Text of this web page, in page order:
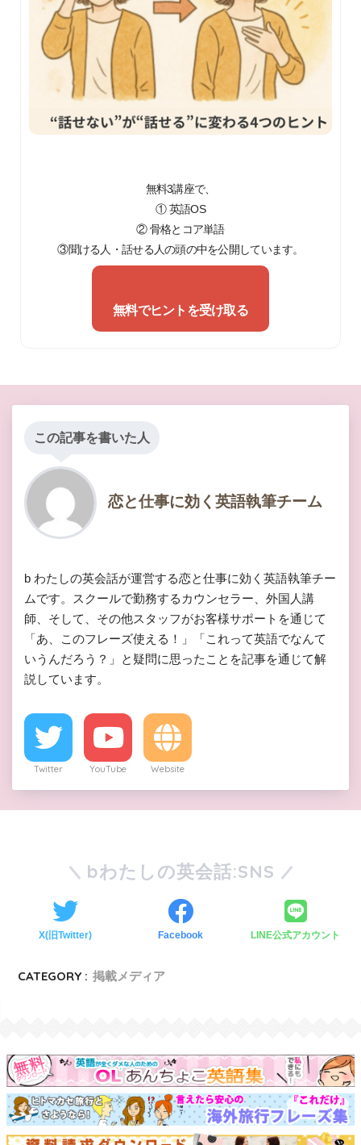
無料3講座で、
① 英語OS
② 骨格とコア単語
③聞ける人・話せる人の頭の中を公開しています。
無料でヒントを受け取る
この記事を書いた人
恋と仕事に効く英語執筆チーム
b わたしの英会話が運営する恋と仕事に効く英語執筆チー
ムです。スクールで勤務するカウンセラー、外国人講
師、そして、その他スタッフがお客様サポートを通じて
「あ、このフレーズ使える！」「これって英語でなんて
いうんだろう？」と疑問に思ったことを記事を通じて解
説しています。
Twitter YouTube Website
bわたしの英会話:SNS
X(旧Twitter) Facebook LINE公式アカウント
CATEGORY : 掲載メディア